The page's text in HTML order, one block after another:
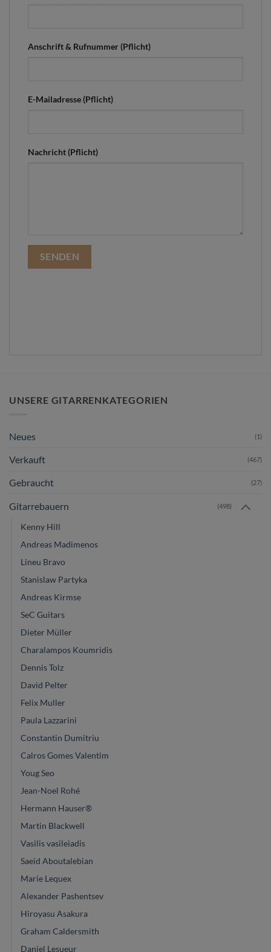
Anschrift & Rufnummer (Pflicht)
E-Mailadresse (Pflicht)
Nachricht (Pflicht)
UNSERE GITARRENKATEGORIEN
Neues (1)
Verkauft (467)
Gebraucht (27)
Gitarrebauern (498)
Kenny Hill
Andreas Madimenos
Lineu Bravo
Stanislaw Partyka
Andreas Kirmse
SeC Guitars
Dieter Müller
Charalampos Koumridis
Dennis Tolz
David Pelter
Felix Muller
Paula Lazzarini
Constantin Dumitriu
Calros Gomes Valentim
Youg Seo
Jean-Noel Rohé
Hermann Hauser®
Martin Blackwell
Vasilis vasileiadis
Saeid Aboutalebian
Marie Lequex
Alexander Pashentsev
Hiroyasu Asakura
Graham Caldersmith
Daniel Lesueur